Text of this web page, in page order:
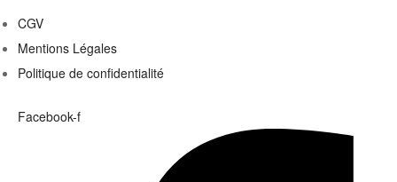
CGV
Mentions Légales
Politique de confidentialité
Facebook-f